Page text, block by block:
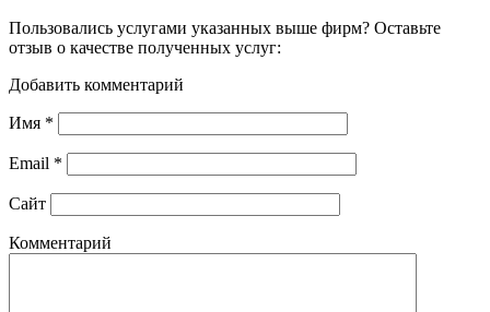
Пользовались услугами указанных выше фирм? Оставьте
отзыв о качестве полученных услуг:
Добавить комментарий
Имя *
Email *
Сайт
Комментарий